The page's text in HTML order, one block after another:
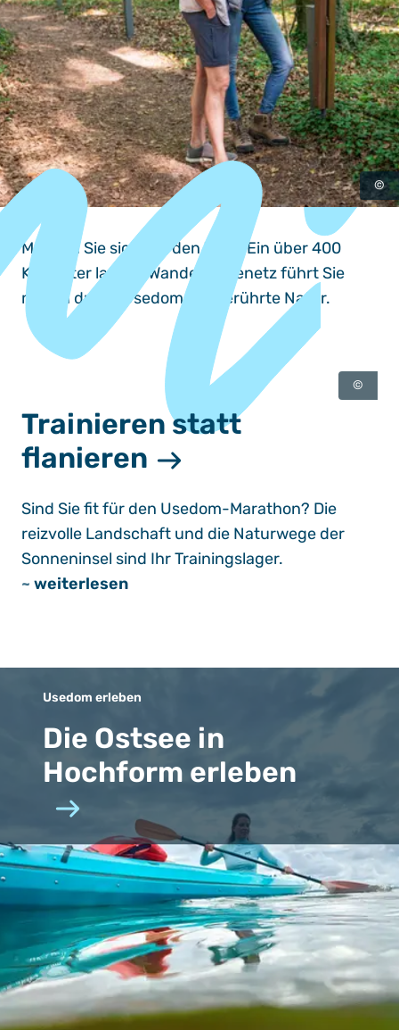
©
Machen Sie sich auf den Weg: Ein über 400
Kilometer langes Wanderwegenetz führt Sie
mitten durch Usedoms unberührte Natur.
mehr
©
Trainieren statt
flanieren
Sind Sie fit für den Usedom-Marathon? Die
reizvolle Landschaft und die Naturwege der
Sonneninsel sind Ihr Trainingslager.
~ weiterlesen
Usedom erleben
Die Ostsee in
Hochform erleben